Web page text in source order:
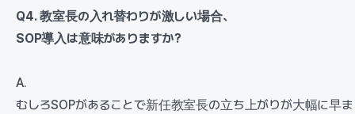
Q4. 教室長の入れ替わりが激しい場合、
SOP導入は意味がありますか?
A.
むしろSOPがあることで新任教室長の立ち上がりが大幅に早